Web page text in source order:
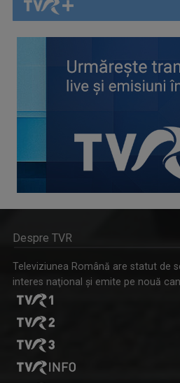
Despre TVR
Televiziunea Română are statut de
interes naţional şi emite pe nouă